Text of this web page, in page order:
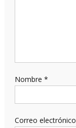
Nombre *
Correo electrónico